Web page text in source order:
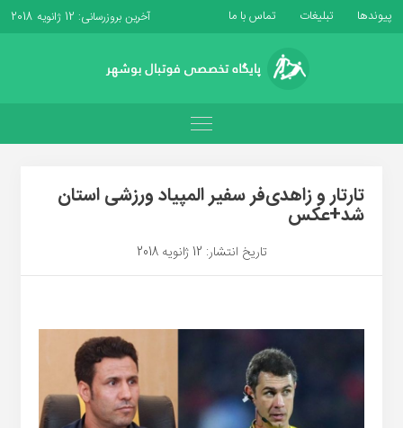
پیوندها تبلیغات تماس با ما آخرین بروزرسانی: 12 ژانویه 2018
تارتار و زاهدی‌فر سفیر المپیاد ورزشی استان
شد+عکس
تاریخ انتشار: 12 ژانویه 2018